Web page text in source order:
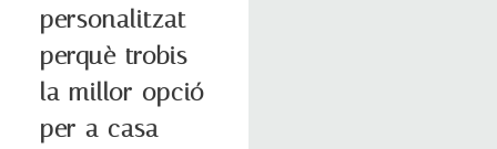
personalitzat
perquè trobis
la millor opció
per a casa